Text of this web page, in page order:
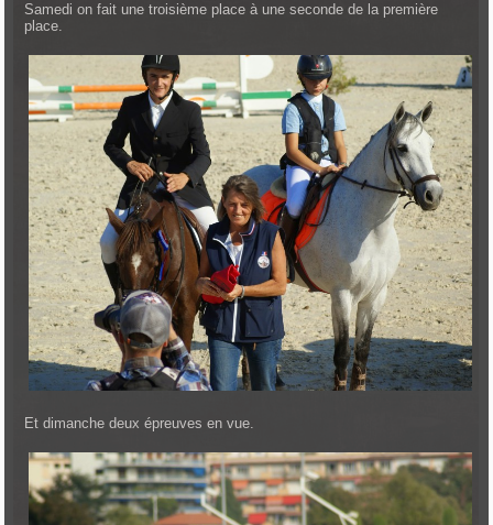
Samedi on fait une troisième place à une seconde de la première
place.
Et dimanche deux épreuves en vue.